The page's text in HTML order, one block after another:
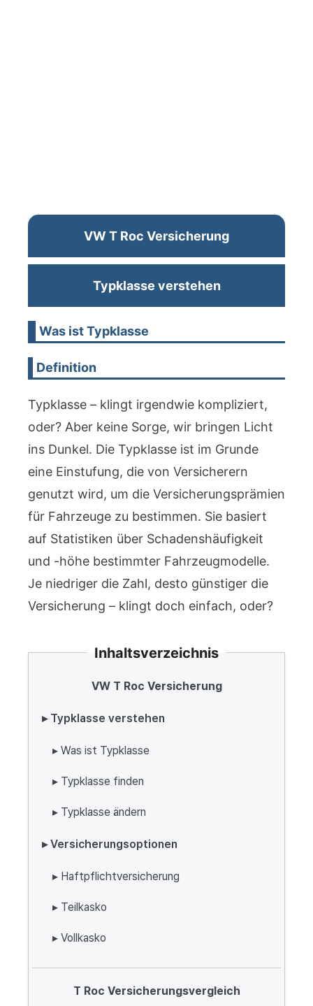
VW T Roc Versicherung
Typklasse verstehen
Was ist Typklasse
Definition
Typklasse – klingt irgendwie kompliziert,
oder? Aber keine Sorge, wir bringen Licht
ins Dunkel. Die Typklasse ist im Grunde
eine Einstufung, die von Versicherern
genutzt wird, um die Versicherungsprämien
für Fahrzeuge zu bestimmen. Sie basiert
auf Statistiken über Schadenshäufigkeit
und -höhe bestimmter Fahrzeugmodelle.
Je niedriger die Zahl, desto günstiger die
Versicherung – klingt doch einfach, oder?
Inhaltsverzeichnis
VW T Roc Versicherung
▸ Typklasse verstehen
▸ Was ist Typklasse
▸ Typklasse finden
▸ Typklasse ändern
▸ Versicherungsoptionen
▸ Haftpflichtversicherung
▸ Teilkasko
▸ Vollkasko
T Roc Versicherungsvergleich